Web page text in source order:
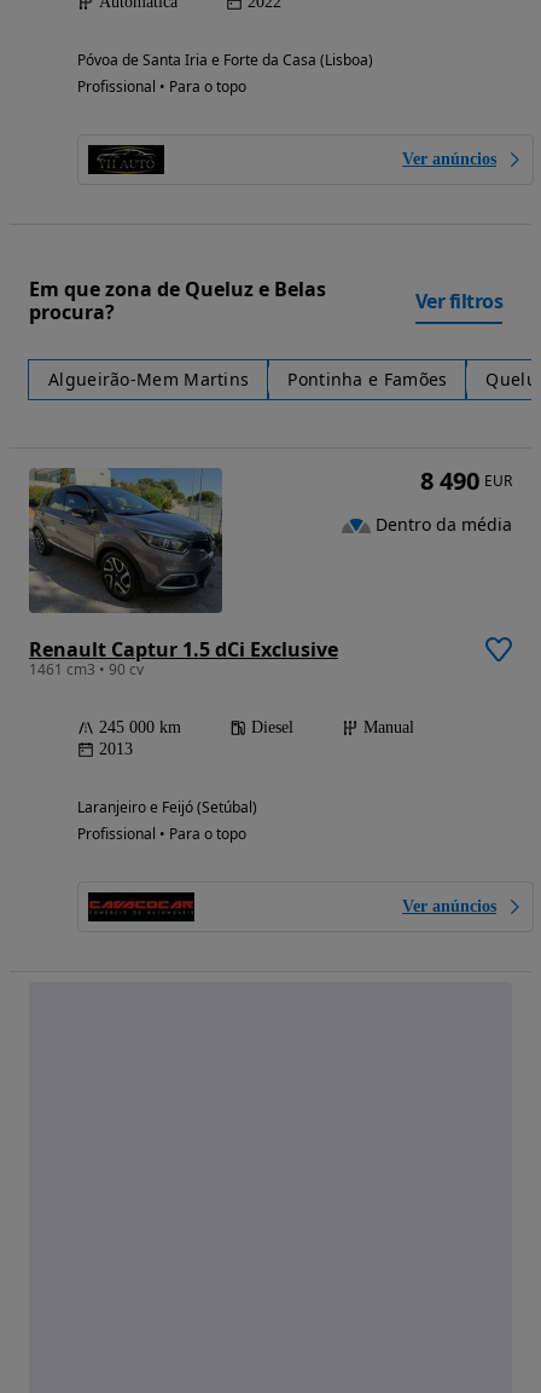
Póvoa de Santa Iria e Forte da Casa (Lisboa)
Profissional • Para o topo
Ver anúncios
Em que zona de Queluz e Belas
procura?
Ver filtros
Algueirão-Mem Martins Pontinha e Famões
Renault Captur 1.5 dCi Exclusive
1461 cm3 • 90 cv
245 000 km Diesel
Manual
2013
Laranjeiro e Feijó (Setúbal)
Profissional • Para o topo
Ver anúncios
8 490 EUR
Dentro da média